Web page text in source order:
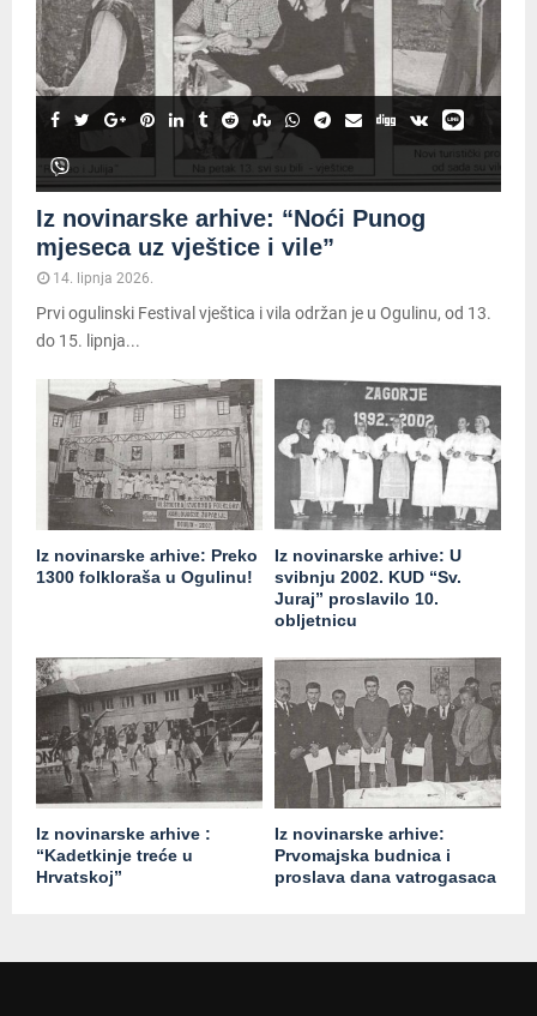
Iz novinarske arhive: “Noći Punog
mjeseca uz vještice i vile”
14. lipnja 2026.
Prvi ogulinski Festival vještica i vila održan je u Ogulinu, od 13.
do 15. lipnja...
Iz novinarske arhive: Preko
1300 folkloraša u Ogulinu!
Iz novinarske arhive: U
svibnju 2002. KUD “Sv.
Juraj” proslavilo 10.
obljetnicu
Iz novinarske arhive :
“Kadetkinje treće u
Hrvatskoj”
Iz novinarske arhive:
Prvomajska budnica i
proslava dana vatrogasaca